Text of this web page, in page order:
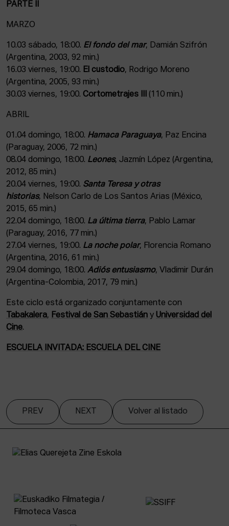
PARTE II
MARZO
10.03 sábado, 18:00. El fondo del mar, Damián Szifrón
(Argentina, 2003, 92 min.)
16.03 viernes, 19:00. El custodio, Rodrigo Moreno
(Argentina, 2005, 93 min.)
30.03 viernes, 19:00. Cortometrajes III (110 min.)
ABRIL
01.04 domingo, 18:00. Hamaca Paraguaya, Paz Encina
(Paraguay, 2006, 72 min.)
08.04 domingo, 18:00. Leones, Jazmín López (Argentina,
2012, 85 min.)
20.04 viernes, 19:00. Santa Teresa y otras
historias, Nelson Carlo de Los Santos Arias (México,
2015, 65 min.)
22.04 domingo, 18:00. La última tierra, Pablo Lamar
(Paraguay, 2016, 77 min.)
27.04 viernes, 19:00. La noche polar, Florencia Romano
(Argentina, 2016, 61 min.)
29.04 domingo, 18:00. Adiós entusiasmo, Vladimir Durán
(Argentina-Colombia, 2017, 79 min.)
Este ciclo está organizado conjuntamente con
Tabakalera, Festival de San Sebastián y Universidad del
Cine.
ESCUELA INVITADA: ESCUELA DEL CINE
PREV NEXT Volver al listado